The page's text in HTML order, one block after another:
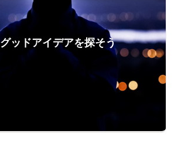
グッドアイデアを探そう